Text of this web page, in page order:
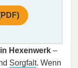
Hexenwerk –
Sorgfalt. Wenn